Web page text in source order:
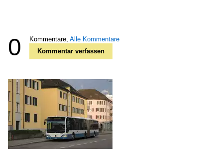
0 Kommentare, Alle Kommentare
Kommentar verfassen